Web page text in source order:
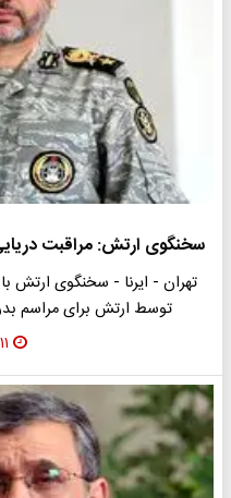
سخنگوی ارتش: مراقبت
تهران - ایرنا - سخنگوی ارتش
توسط ارتش برای مراسم
۱۱ تیر ۱۴۰۵